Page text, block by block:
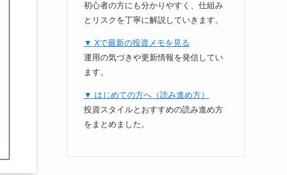
初心者の方にも分かりやすく、仕組み
とリスクを丁寧に解説していきます。
▼ Xで最新の投資メモを見る
運用の気づきや更新情報を発信してい
ます。
▼ はじめての方へ（読み進め方）
投資スタイルとおすすめの読み進め方
をまとめました。